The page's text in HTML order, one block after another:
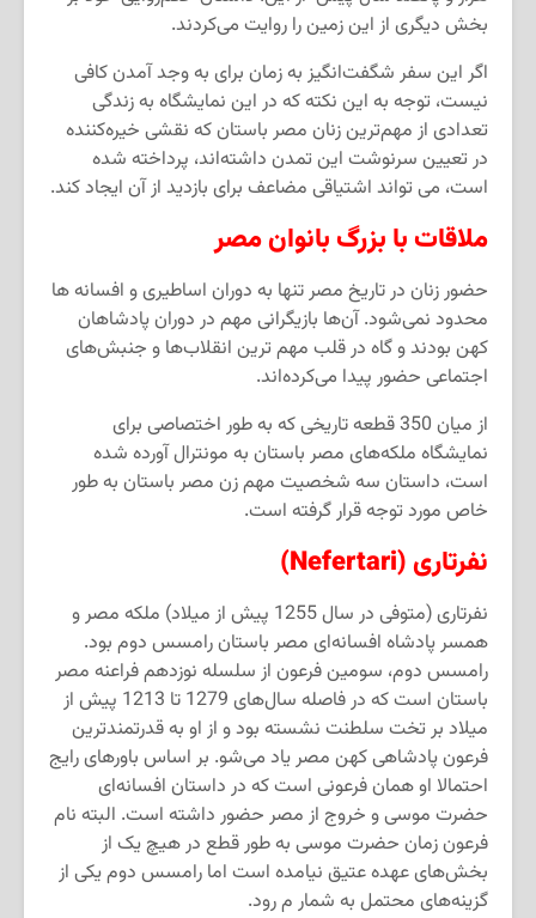
بخش دیگری از این زمین را روایت میکردند.
اگر این سفر شگفتانگیز به زمان برای به وجد آمدن کافی
نیست، توجه به این نکته که در این نمایشگاه به زندگی
تعدادی از مهمترین زنان مصر باستان که نقشی خیرهکننده
در تعیین سرنوشت این تمدن داشتهاند، پرداخته شده
است، می تواند اشتیاقی مضاعف برای بازدید از آن ایجاد کند.
ملاقات با بزرگ بانوان مصر
حضور زنان در تاریخ مصر تنها به دوران اساطیری و افسانه ها
محدود نمیشود. آنها بازیگرانی مهم در دوران پادشاهان
کهن بودند و گاه در قلب مهم ترین انقلابها و جنبشهای
اجتماعی حضور پیدا میکردهاند.
از میان 350 قطعه تاریخی که به طور اختصاصی برای
نمایشگاه ملکههای مصر باستان به مونترال آورده شده
است، داستان سه شخصیت مهم زن مصر باستان به طور
خاص مورد توجه قرار گرفته است.
نفرتاری(Nefertari)
نفرتاری (متوفی در سال 1255 پیش از میلاد) ملکه مصر و
همسر پادشاه افسانهای مصر باستان رامسس دوم بود.
رامسس دوم، سومین فرعون از سلسله نوزدهم فراعنه مصر
باستان است که در فاصله سال
های 1279 تا 1213 پیش از
میلاد بر تخت سلطنت نشسته بود و از او به قدرتمندترین
فرعون پادشاهی کهن مصر یاد میشو. بر اساس باورهای رایج
احتمالا او همان فرعونی است که در داستان افسانهای
حضرت موسی و خروج از مصر حضور داشته است. البته نام
فرعون زمان حضرت موسی به طور قطع در هیچ یک از
بخشهای عهده عتیق نیامده است اما رامسس دوم یکی از
گزینههای محتمل به شمار مرود.